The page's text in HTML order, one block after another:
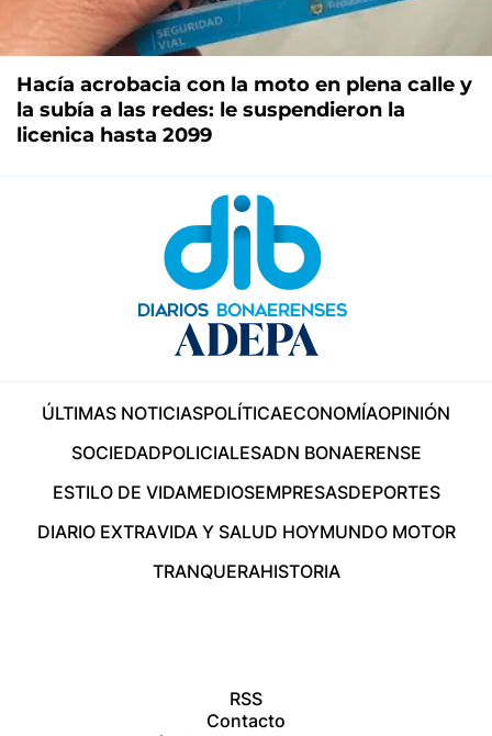
Hacía acrobacia con la moto en plena calle y
la subía a las redes: le suspendieron la
licenica hasta 2099
ÚLTIMAS NOTICIASPOLÍTICAECONOMÍAOPINIÓN
SOCIEDADPOLICIALESADN BONAERENSE
ESTILO DE VIDAMEDIOSEMPRESASDEPORTES
DIARIO EXTRAVIDA Y SALUD HOYMUNDO MOTOR
TRANQUERAHISTORIA
RSS
Contacto